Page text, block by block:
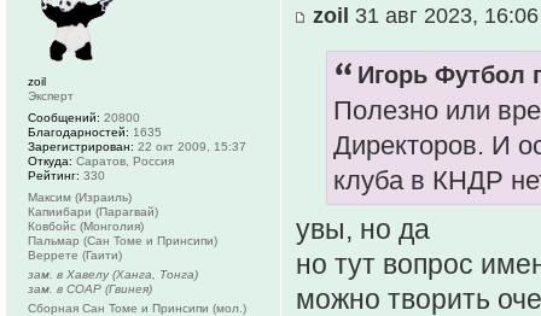
zoil 31 авг 2023, 16:06
Игорь Футбол
Полезно или
Директоров. И
клуба в КНДР
увы, но да
но тут вопрос
можно творить
zoil
Эксперт
Сообщений: 20800
Благодарностей: 1635
Зарегистрирован: 22 окт 2009, 15:37
Откуда: Саратов, Россия
Рейтинг: 330
Максим (Израиль)
Капиибари (Парагвай)
Ковбойс (Монголия)
Пальмар (Сан Томе и Принсипи)
Веррете (Гаити)
зам. в Хавелу (Ханга, Тонга)
зам. в СОАР (Гвинея)
Сборная Сан Томе и Принсипи (мол.)